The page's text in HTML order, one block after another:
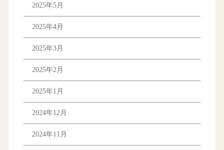
2025年5月
2025年4月
2025年3月
2025年2月
2025年1月
2024年12月
2024年11月